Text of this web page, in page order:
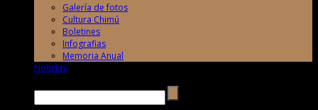
Galería de fotos
Cultura Chimú
Boletines
Infografias
Memoria Anual
Noticias